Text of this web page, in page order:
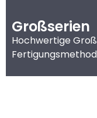
Großserien
Hochwertige